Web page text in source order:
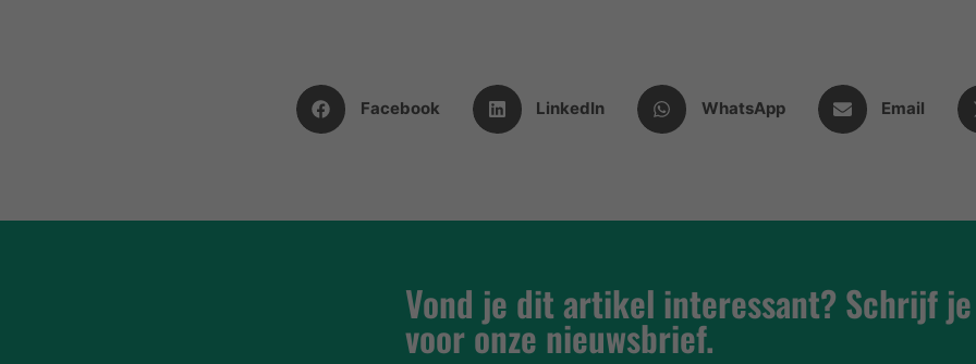
Facebook LinkedIn WhatsApp Email
Vond je dit artikel interessant? Schrijf
voor onze nieuwsbrief.